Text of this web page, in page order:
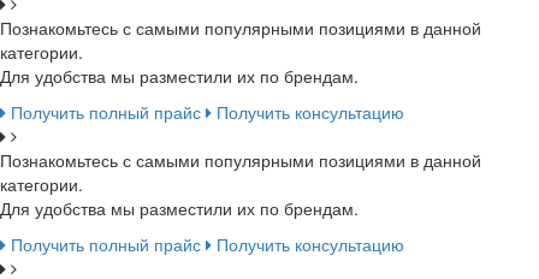
Познакомьтесь с самыми популярными позициями в данной
категории.
Для удобства мы разместили их по брендам.
Получить полный прайс
Получить консультацию
Познакомьтесь с самыми популярными позициями в данной
категории.
Для удобства мы разместили их по брендам.
Получить полный прайс
Получить консультацию